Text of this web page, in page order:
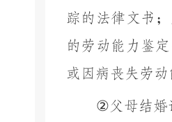
踪的法律文书
的劳动能力鉴
或因病丧失劳
②父母结